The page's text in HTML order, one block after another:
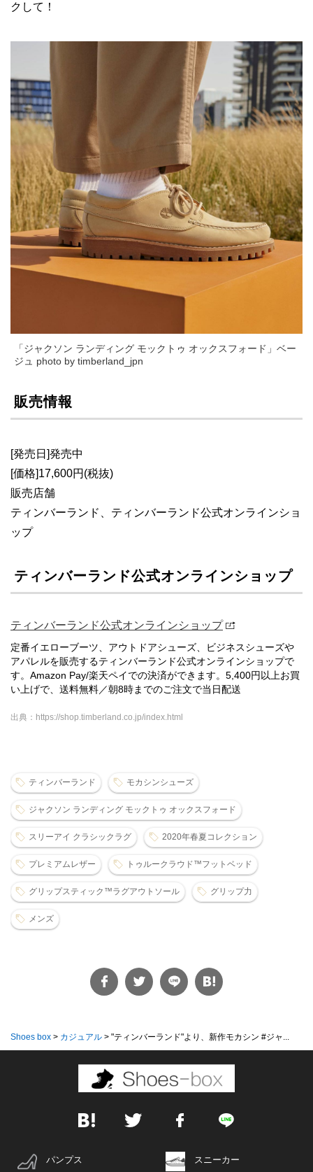
クして！
「ジャクソン ランディング モックトゥ オックスフォード」ベー
ジュ photo by timberland_jpn
販売情報
[発売日]発売中
[価格]17,600円(税抜)
販売店舗
ティンバーランド、ティンバーランド公式オンラインショ
ップ
ティンバーランド公式オンラインショップ
ティンバーランド公式オンラインショップ
定番イエローブーツ、アウトドアシューズ、ビジネスシューズや
アパレルを販売するティンバーランド公式オンラインショップで
す。Amazon Pay/楽天ペイでの決済ができます。5,400円以上お買
い上げで、送料無料／朝8時までのご注文で当日配送
出典：https://shop.timberland.co.jp/index.html
ティンバーランド モカシンシューズ
ジャクソン ランディング モックトゥ オックスフォード
スリーアイ クラシックラグ 2020年春夏コレクション
プレミアムレザー トゥルークラウド™フットベッド
グリップスティック™ラグアウトソール グリップ力
メンズ
Shoes box > カジュアル > "ティンバーランド"より、新作モカシン #ジャ...
パンプス スニーカー